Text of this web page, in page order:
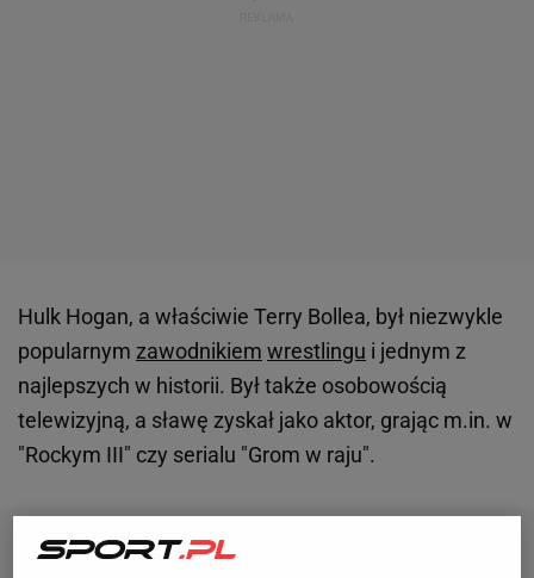
Hulk Hogan, a właściwie Terry Bollea, był niezwykle
popularnym zawodnikiem wrestlingu i jednym z
najlepszych w historii. Był także osobowością
telewizyjną, a sławę zyskał jako aktor, grając m.in. w
"Rockym III" czy serialu "Grom w raju".